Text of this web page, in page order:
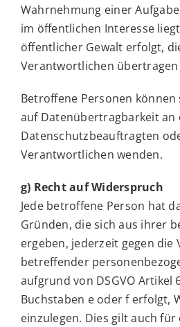
Wahrnehmung einer
im öffentlichen Interesse
öffentlicher Gewalt erfolgt,
Verantwortlichen
Betroffene Personen können
auf Datenübertragbarkeit an
Datenschutzbeauftragten
Verantwortlichen wenden.
g) Recht auf Widerspruch
Jede betroffene Person hat
Gründen, die sich aus ihrer
ergeben, jederzeit gegen die
betreffender
aufgrund von DSGVO Artikel
Buchstaben e oder f erfolgt,
einzulegen. Dies gilt auch für